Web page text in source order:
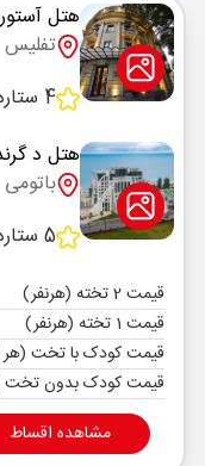
هتل
تفلیس
4 ستاره
هتل د
باتومی
5 ستاره
قیمت 2 تخته (هرنفر)
قیمت 1 تخته (هرنفر)
قیمت کودک با تخت (هر
قیمت کودک بدون تخت
مشاهده اقساط